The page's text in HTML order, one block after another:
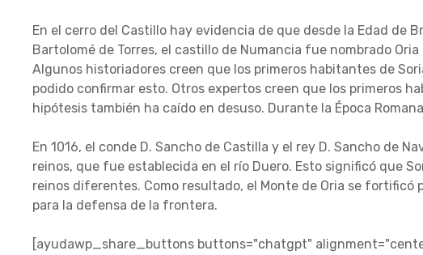
En el cerro del Castillo hay evidencia de que desde la Edad de
Bartolomé de Torres, el castillo de Numancia fue nombrado
Algunos historiadores creen que los primeros habitantes de
podido confirmar esto. Otros expertos creen que los primeros
hipótesis también ha caído en desuso. Durante la Época
En 1016, el conde D. Sancho de Castilla y el rey D. Sancho de
reinos, que fue establecida en el río Duero. Esto significó que
reinos diferentes. Como resultado, el Monte de Oria se
para la defensa de la frontera.
[ayudawp_share_buttons buttons="chatgpt"